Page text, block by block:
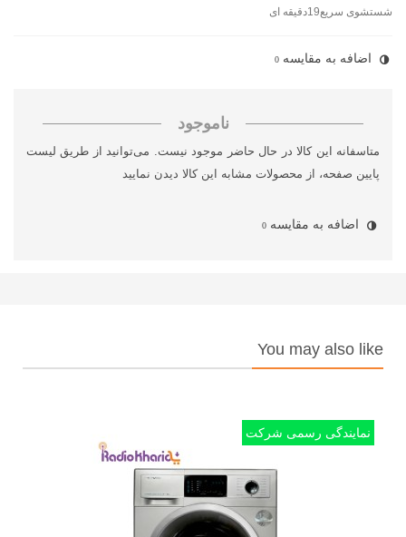
شستشوی سریع19دقیقه ای
اضافه به مقایسه 0
ناموجود
متاسفانه این کالا در حال حاضر موجود نیست. می‌توانید از طریق لیست
پایین صفحه، از محصولات مشابه این کالا دیدن نمایید
اضافه به مقایسه 0
You may also like
نمایندگی رسمی شرکت